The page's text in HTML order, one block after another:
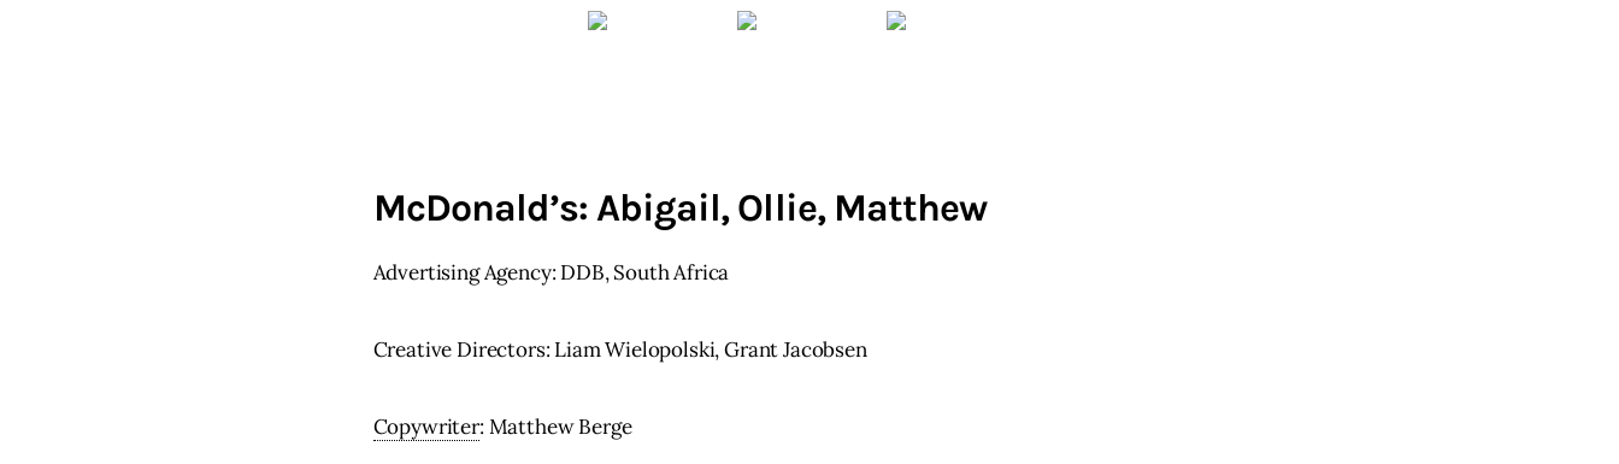
McDonald’s: Abigail, Ollie, Matthew
Advertising Agency: DDB, South Africa
Creative Directors: Liam Wielopolski, Grant Jacobsen
Copywriter: Matthew Berge